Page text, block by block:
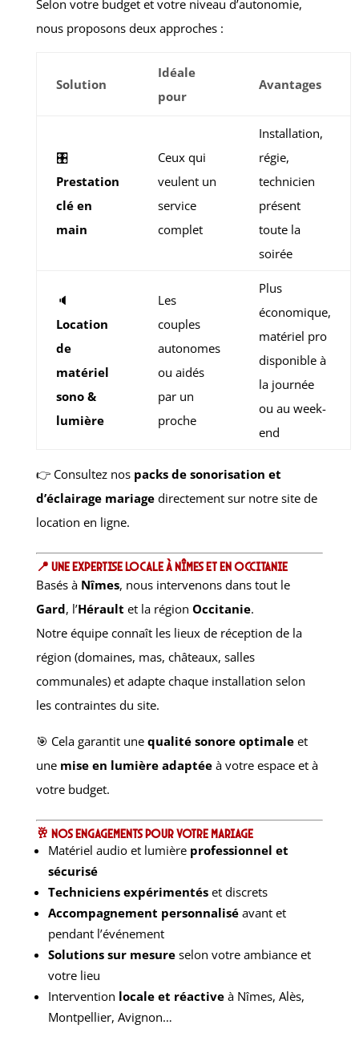
Selon votre budget et votre niveau d’autonomie,
nous proposons deux approches :
Solution
Idéale
pour
Avantages
🎛️
Prestation
clé en
main
Ceux qui
veulent un
service
complet
Installation,
régie,
technicien
présent
toute la
soirée
🔈
Location
de
matériel
sono &
lumière
Les
couples
autonomes
ou aidés
par un
proche
Plus
économique,
matériel pro
disponible à
la journée
ou au week-
end
👉 Consultez nos packs de sonorisation et
d’éclairage mariagedirectement sur notre site de
location en ligne.
📍 Une expertise locale à Nîmes et en Occitanie
Basés à Nîmes, nous intervenons dans tout le
Gard, l’Hérault et la région Occitanie.
Notre équipe connaît les lieux de réception de la
région (domaines, mas, châteaux, salles
communales) et adapte chaque installation selon
les contraintes du site.
🎯 Cela garantit une qualité sonore optimaleet
une mise en lumière adaptéeà votre espace et à
votre budget.
🥂 Nos engagements pour votre mariage
Matériel audio et lumière professionnel et
sécurisé
Techniciens expérimentéset discrets
Accompagnement personnaliséavant et
pendant l’événement
Solutions sur mesureselon votre ambiance et
votre lieu
Intervention locale et réactiveà Nîmes, Alès,
Montpellier, Avignon…